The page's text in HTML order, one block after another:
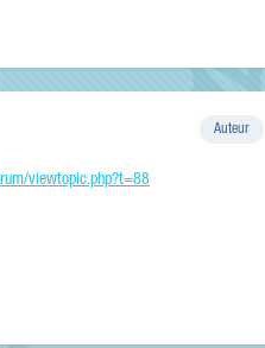
Auteur
viewtopic.php?t=88